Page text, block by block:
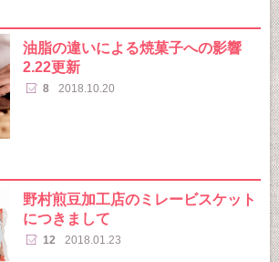
油脂の違いによる焼菓子への影響
2.22更新
8 2018.10.20
野村煎豆加工店のミレービスケット
につきまして
12 2018.01.23